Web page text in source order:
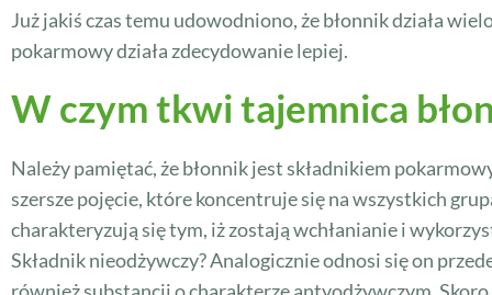
Już jakiś czas temu udowodniono, że błonnik działa
pokarmowy działa zdecydowanie lepiej.
W czym tkwi tajemnica
Należy pamiętać, że błonnik jest składnikiem
szersze pojęcie, które koncentruje się na wszystkich
charakteryzują się tym, iż zostają wchłanianie i
Składnik nieodżywczy? Analogicznie odnosi się on